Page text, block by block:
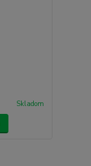
Skladom